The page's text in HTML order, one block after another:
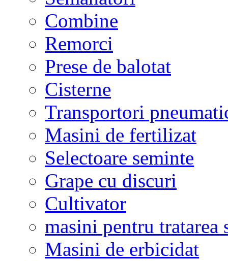
Combine
Remorci
Prese de balotat
Cisterne
Transportori
Masini de fertilizat
Selectoare seminte
Grape cu discuri
Cultivator
masini pentru tratarea
Masini de erbicidat